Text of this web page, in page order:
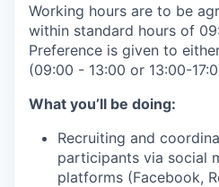
Working hours are to be
within standard hours of
Preference is given to
(09:00 - 13:00 or 13:00-
What you’ll be doing:
Recruiting and
participants via social
platforms (Facebook,